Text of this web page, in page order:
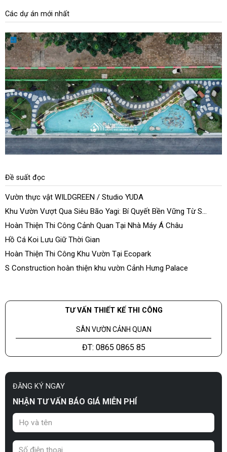
Các dự án mới nhất
Đề suất đọc
Vườn thực vật WILDGREEN / Studio YUDA
Khu Vườn Vượt Qua Siêu Bão Yagi: Bí Quyết Bền Vững Từ S
Construction
Hoàn Thiện Thi Công Cảnh Quan Tại Nhà Máy Á Châu
Hồ Cá Koi Lưu Giữ Thời Gian
Hoàn Thiện Thi Công Khu Vườn Tại Ecopark
S Construction hoàn thiện khu vườn Cảnh Hưng Palace
TƯ VẤN THIẾT KẾ THI CÔNG
SÂN VƯỜN CẢNH QUAN
ĐT: 0865 0865 85
ĐĂNG KÝ NGAY
NHẬN TƯ VẤN BÁO GIÁ MIỄN PHÍ